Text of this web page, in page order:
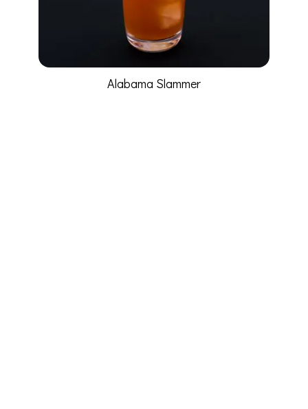
Alabama Slammer